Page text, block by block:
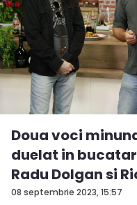
08 septembrie 2023, 15:57
Doua voci
duelat in
Radu Dolgan si
emis...